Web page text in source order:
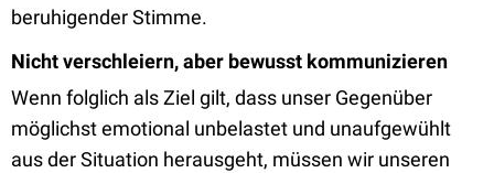
beruhigender Stimme.
Nicht verschleiern, aber bewusst kommunizieren
Wenn folglich als Ziel gilt, dass unser Gegenüber
möglichst emotional unbelastet und unaufgewühlt
aus der Situation herausgeht, müssen wir unseren